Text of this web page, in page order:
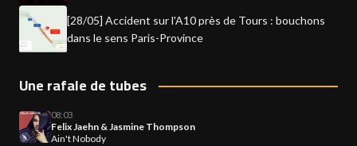
[28/05] Accident sur l'A10 près de Tours : bouchons
dans le sens Paris-Province
Une rafale de tubes
08:03
Felix Jaehn & Jasmine Thompson
Ain't Nobody